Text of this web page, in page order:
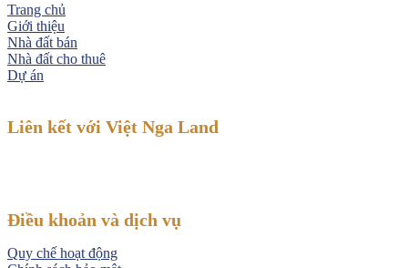
Trang chủ
Giới thiệu
Nhà đất bán
Nhà đất cho thuê
Dự án
Liên kết với Việt Nga Land
Điều khoản và dịch vụ
Quy chế hoạt động